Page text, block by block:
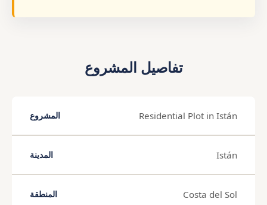
تفاصيل المشروع
المشروع Residential Plot in Istán
المدينة Istán
المنطقة Costa del Sol